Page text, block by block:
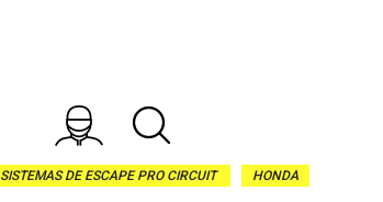
SISTEMAS DE ESCAPE PRO CIRCUIT HONDA